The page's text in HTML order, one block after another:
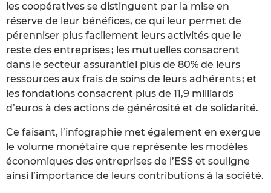
les coopératives se distinguent par la mise en
réserve de leur bénéfices, ce qui leur permet de
pérenniser plus facilement leurs activités que le
reste des entreprises ; les mutuelles consacrent
dans le secteur assurantiel plus de 80% de leurs
ressources aux frais de soins de leurs adhérents ; et
les fondations consacrent plus de 11,9 milliards
d’euros à des actions de générosité et de solidarité.
Ce faisant, l’infographie met également en exergue
le volume monétaire que représente les modèles
économiques des entreprises de l’ESS et souligne
ainsi l’importance de leurs contributions à la société.